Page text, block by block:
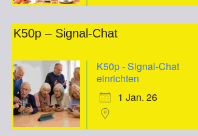
K50p – Signal-Chat
K50p - Signal-Chat
einrichten
1 Jan. 26